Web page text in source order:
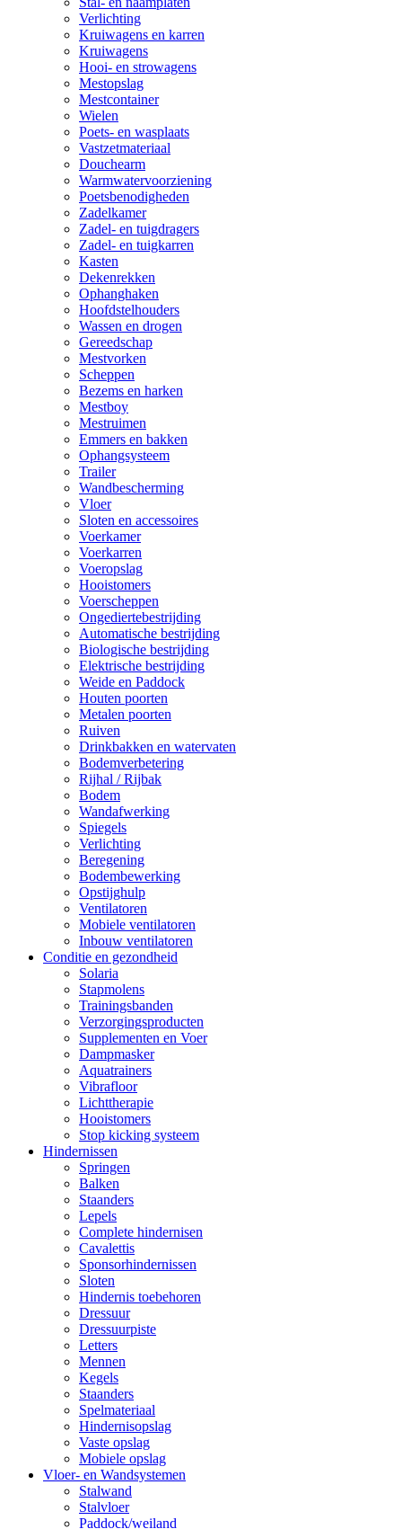
Verlichting
Kruiwagens en karren
Kruiwagens
Hooi- en strowagens
Mestopslag
Mestcontainer
Wielen
Poets- en wasplaats
Vastzetmateriaal
Douchearm
Warmwatervoorziening
Poetsbenodigheden
Zadelkamer
Zadel- en tuigdragers
Zadel- en tuigkarren
Kasten
Dekenrekken
Ophanghaken
Hoofdstelhouders
Wassen en drogen
Gereedschap
Mestvorken
Scheppen
Bezems en harken
Mestboy
Mestruimen
Emmers en bakken
Ophangsysteem
Trailer
Wandbescherming
Vloer
Sloten en accessoires
Voerkamer
Voerkarren
Voeropslag
Hooistomers
Voerscheppen
Ongediertebestrijding
Automatische bestrijding
Biologische bestrijding
Elektrische bestrijding
Weide en Paddock
Houten poorten
Metalen poorten
Ruiven
Drinkbakken en watervaten
Bodemverbetering
Rijhal / Rijbak
Bodem
Wandafwerking
Spiegels
Verlichting
Beregening
Bodembewerking
Opstijghulp
Ventilatoren
Mobiele ventilatoren
Inbouw ventilatoren
Conditie en gezondheid
Solaria
Stapmolens
Trainingsbanden
Verzorgingsproducten
Supplementen en Voer
Dampmasker
Aquatrainers
Vibrafloor
Lichttherapie
Hooistomers
Stop kicking systeem
Hindernissen
Springen
Balken
Staanders
Lepels
Complete hindernisen
Cavalettis
Sponsorhindernissen
Sloten
Hindernis toebehoren
Dressuur
Dressuurpiste
Letters
Mennen
Kegels
Staanders
Spelmateriaal
Hindernisopslag
Vaste opslag
Mobiele opslag
Vloer- en Wandsystemen
Stalwand
Stalvloer
Paddock/weiland